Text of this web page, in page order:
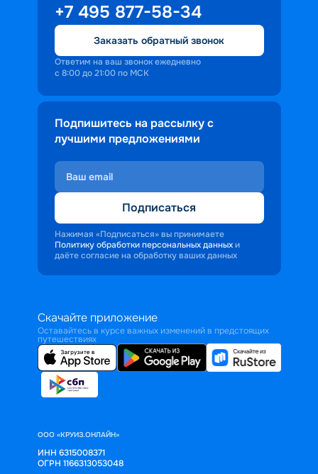
+7 495 877-58-34
Заказать обратный звонок
Ответим на ваш звонок ежедневно
с 8:00 до 21:00 по МСК
Подпишитесь на рассылку с
лучшими предложениями
Подписаться
Нажимая «Подписаться» вы принимаете
Политику обработки персональных данных и
даёте согласие на обработку ваших данных
Скачайте приложение
Оставайтесь в курсе важных изменений в предстоящих
путешествиях
ООО «КРУИЗ.ОНЛАЙН»
ИНН 6315008371
ОГРН 1166313053048